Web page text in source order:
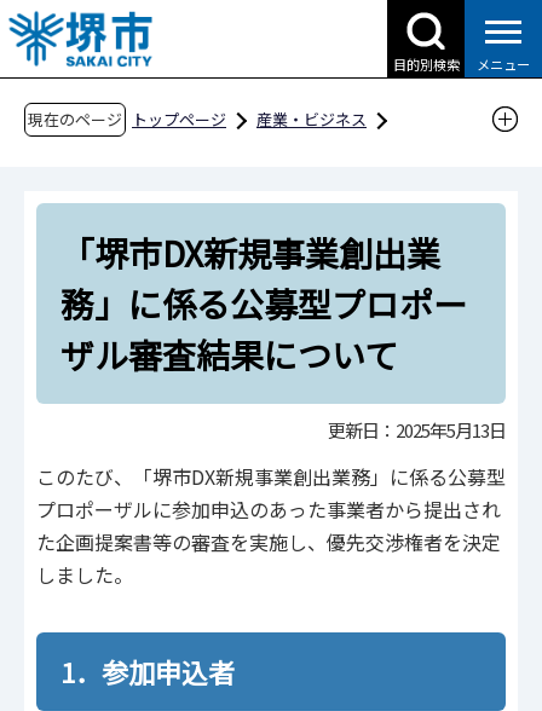
こ
の
ペ
目的別検索 メニュー
現在のページ トップページ
産業・ビジネス
「堺市DX新規事業創出業務」に係る公募型プロ
ポーザル審査結果について
「堺市DX新規事業創出業
務」に係る公募型プロポー
ザル審査結果について
更新日：2025年5月13日
このたび、「堺市DX新規事業創出業務」に係る公募型
プロポーザルに参加申込のあった事業者から提出され
た企画提案書等の審査を実施し、優先交渉権者を決定
しました。
1．参加申込者